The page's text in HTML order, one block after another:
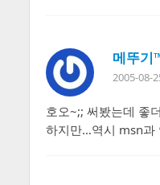
메뚜기
2005-08-
호오~;; 써봤는데 좋
하지만…역시 msn과